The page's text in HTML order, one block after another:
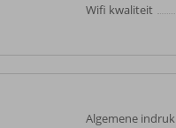
Wifi kwaliteit
Algemene indruk